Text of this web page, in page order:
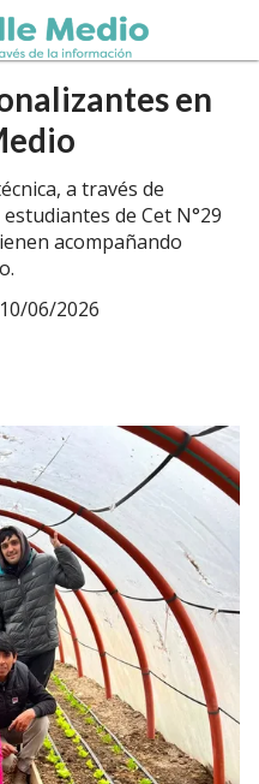
en
a través de
de Cet N°29
acompañando
10/06/2026